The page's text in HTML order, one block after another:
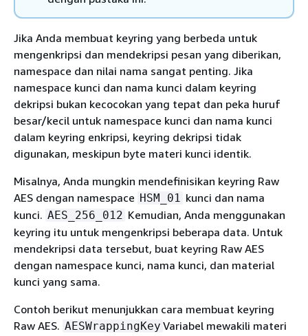
Jika Anda membuat keyring yang berbeda untuk
mengenkripsi dan mendekripsi pesan yang diberikan,
namespace dan nilai nama sangat penting. Jika
namespace kunci dan nama kunci dalam keyring
dekripsi bukan kecocokan yang tepat dan peka huruf
besar/kecil untuk namespace kunci dan nama kunci
dalam keyring enkripsi, keyring dekripsi tidak
digunakan, meskipun byte materi kunci identik.
Misalnya, Anda mungkin mendefinisikan keyring Raw
AES dengan namespace HSM_01 kunci dan nama
kunci. AES_256_012 Kemudian, Anda menggunakan
keyring itu untuk mengenkripsi beberapa data. Untuk
mendekripsi data tersebut, buat keyring Raw AES
dengan namespace kunci, nama kunci, dan material
kunci yang sama.
Contoh berikut menunjukkan cara membuat keyring
Raw AES. AESWrappingKey Variabel mewakili materi